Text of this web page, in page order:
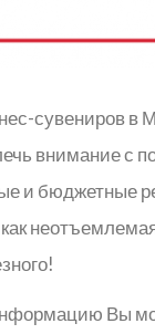
сувениров в
внимание с
и бюджетные
Вы